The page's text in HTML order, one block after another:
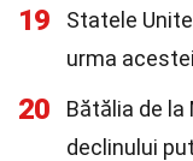
19
Statele
urma
20
Bătălia de la
declinului